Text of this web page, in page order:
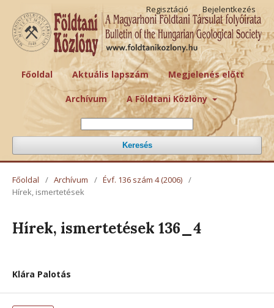
Főoldal Aktuális lapszám Megjelenés előtt
Archívum A Földtani Közlöny
Keresés
Regisztáció Bejelentkezés
Főoldal / Archívum / Évf. 136 szám 4 (2006) /
Hírek, ismertetések
Hírek, ismertetések 136_4
Klára Palotás